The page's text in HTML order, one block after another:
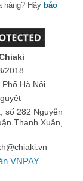
ngừng sử dụng
mát, tránh ánh
Aller Flo
dàng hơn và
hàng? Hãy báo
2018.
Hà Nội.
số 282 Nguyễn
Thanh Xuân,
VNPAY